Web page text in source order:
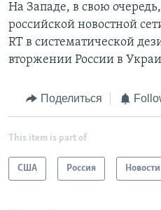
На Западе, в свою
российской новостной
RT в систематической
вторжении России в
Поделиться
This item is part of
США Россия Новости